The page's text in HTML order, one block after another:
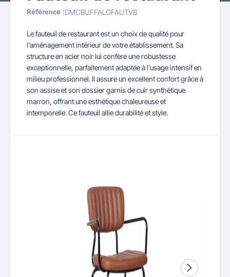
Référence :DMCBUFFALOFAUTVB
Le fauteuil de restaurant est un choix de qualité pour
l'aménagement intérieur de votre établissement. Sa
structure en acier noir lui confère une robustesse
exceptionnelle, parfaitement adaptée à l'usage intensif en
milieu professionnel. Il assure un excellent confort grâce à
son assise et son dossier garnis de cuir synthétique
marron, offrant une esthétique chaleureuse et
intemporelle. Ce fauteuil allie durabilité et style.